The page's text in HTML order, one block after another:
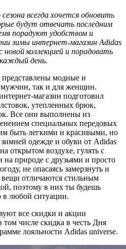
всегда хочется обновить
будут отвечать последним
порадуют удобством и
зимы интернет-магазин Adidas
новой коллекцией и порадовать
день.
представлены модные и
мужчин, так и для женщин.
магазин подготовил
утепленных брюк,
Все они выполнены из
специальных передовых
быть легкими и красивыми, но
одежде и обуви от Adidas
открытом воздухе, гулять с
на природе с друзьями и просто
не опасаясь замерзнуть и
вещи отличаются стильным
поэтому в них ты будешь
в любой ситуации.
все скидки и акции
том числе скидка в честь Дня
лояльности Adidas universe.